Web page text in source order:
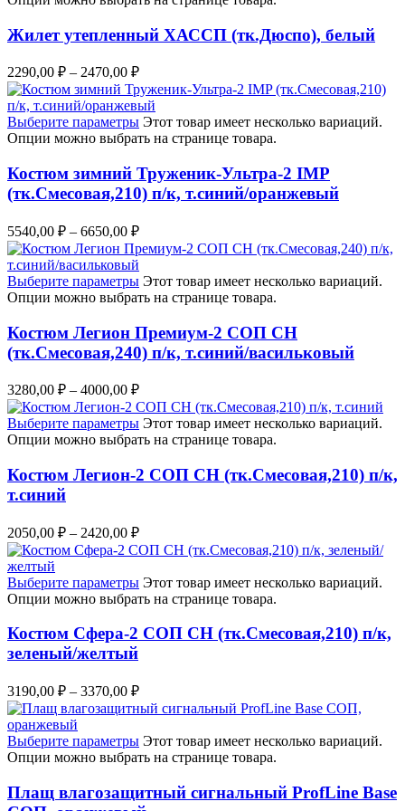
Жилет утепленный ХАССП (тк.Дюспо), белый
2290,00 ₽ – 2470,00 ₽
Выберите параметры Этот товар имеет несколько вариаций.
Опции можно выбрать на странице товара.
Костюм зимний Труженик-Ультра-2 IMP
(тк.Смесовая,210) п/к, т.синий/оранжевый
5540,00 ₽ – 6650,00 ₽
Выберите параметры Этот товар имеет несколько вариаций.
Опции можно выбрать на странице товара.
Костюм Легион Премиум-2 СОП CH
(тк.Смесовая,240) п/к, т.синий/васильковый
3280,00 ₽ – 4000,00 ₽
Выберите параметры Этот товар имеет несколько вариаций.
Опции можно выбрать на странице товара.
Костюм Легион-2 СОП CH (тк.Смесовая,210) п/к,
т.синий
2050,00 ₽ – 2420,00 ₽
Выберите параметры Этот товар имеет несколько вариаций.
Опции можно выбрать на странице товара.
Костюм Сфера-2 СОП CH (тк.Смесовая,210) п/к,
зеленый/желтый
3190,00 ₽ – 3370,00 ₽
Выберите параметры Этот товар имеет несколько вариаций.
Опции можно выбрать на странице товара.
Плащ влагозащитный сигнальный ProfLine Base